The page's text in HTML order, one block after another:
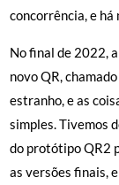
concorrência, e há
No final de 2022,
novo QR,
estranho, e as
simples. Tivemos
do protótipo QR2
as versões finais,